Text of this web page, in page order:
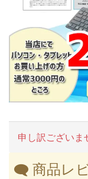
申し訳ございま
商品レ